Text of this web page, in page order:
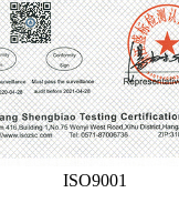
ISO9001